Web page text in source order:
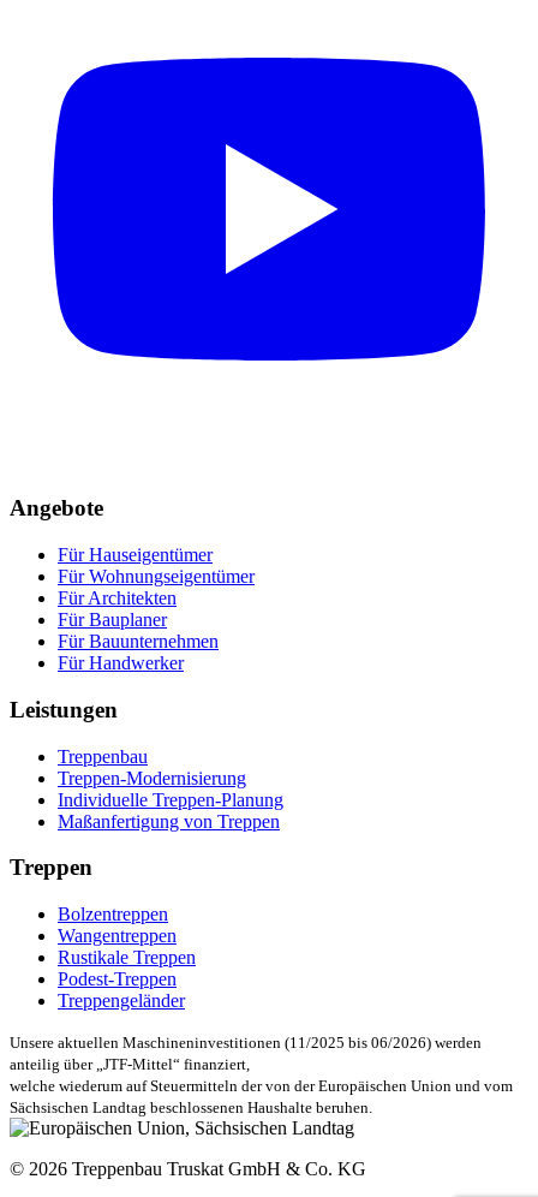
Angebote
Für Hauseigentümer
Für Wohnungseigentümer
Für Architekten
Für Bauplaner
Für Bauunternehmen
Für Handwerker
Leistungen
Treppenbau
Treppen-Modernisierung
Individuelle Treppen-Planung
Maßanfertigung von Treppen
Treppen
Bolzentreppen
Wangentreppen
Rustikale Treppen
Podest-Treppen
Treppengeländer
Unsere aktuellen Maschineninvestitionen (11/2025 bis 06/2026) werden
anteilig über „JTF-Mittel“ finanziert,
welche wiederum auf Steuermitteln der von der Europäischen Union und vom
Sächsischen Landtag beschlossenen Haushalte beruhen.
© 2026 Treppenbau Truskat GmbH & Co. KG